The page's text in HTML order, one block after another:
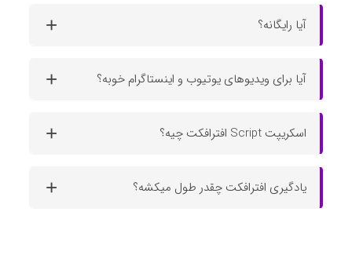
آیا رایگانه؟
آیا برای ویدیوهای یوتیوب و اینستاگرام خوبه؟
اسکریپت Script افترافکت چیه؟
یادگیری افترافکت چقدر طول میکشه؟